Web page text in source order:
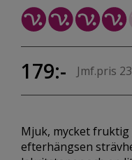
179:- Jmf.pris
Mjuk, mycket
efterhängsen